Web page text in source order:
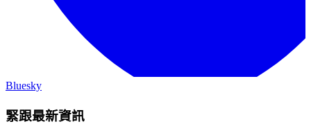
Bluesky
緊跟最新資訊